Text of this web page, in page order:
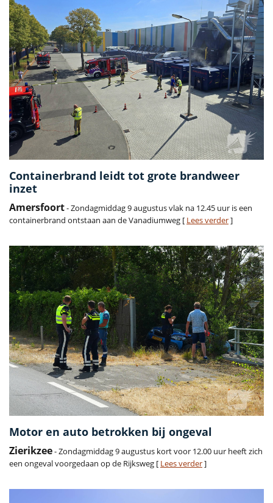
Containerbrand leidt tot grote brandweer
inzet
Amersfoort- Zondagmiddag 9 augustus vlak na 12.45 uur is een
containerbrand ontstaan aan de Vanadiumweg [ Lees verder]
Motor en auto betrokken bij ongeval
Zierikzee- Zondagmiddag 9 augustus kort voor 12.00 uur heeft zich
een ongeval voorgedaan op de Rijksweg [ Lees verder]